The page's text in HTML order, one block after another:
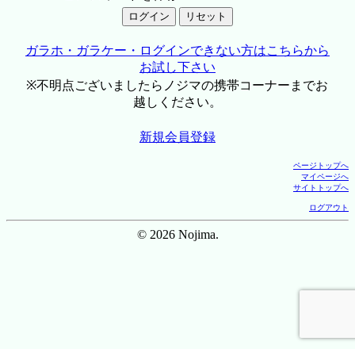
ガラホ・ガラケー・ログインできない方はこちらから
お試し下さい
※不明点ございましたらノジマの携帯コーナーまでお
越しください。
新規会員登録
ページトップへ
マイページへ
サイトトップへ
ログアウト
© 2026 Nojima.